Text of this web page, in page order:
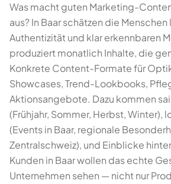
Was macht guten Marketing-
aus? In Baar schätzen die
Authentizität und klar erkennbaren
produziert monatlich Inhalte, die
Konkrete Content-Formate für
Showcases, Trend-Lookbooks,
Aktionsangebote. Dazu kommen
(Frühjahr, Sommer, Herbst, Winter),
(Events in Baar, regionale
Zentralschweiz), und Einblicke
Kunden in Baar wollen das echte
Unternehmen sehen — nicht nur